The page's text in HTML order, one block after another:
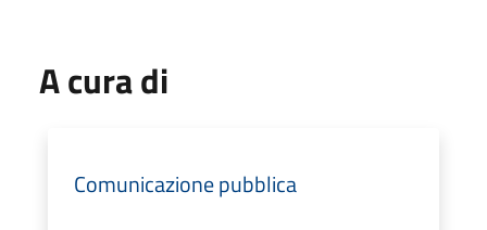
A cura di
Comunicazione pubblica